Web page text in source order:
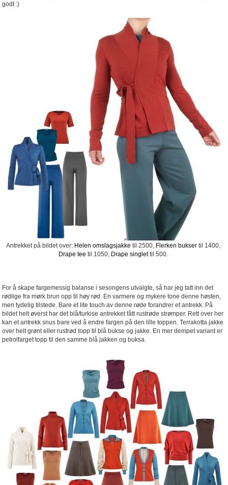
godt :)
Antrekket på bildet over: Helen omslagsjakke til 2500, Flerken bukser til 1400,
Drape tee til 1050, Drape singlettil 500.
For å skape fargemessig balanse i sesongens utvalgte, så har jeg tatt inn det
rødlige fra mørk brun opp til høy rød. En varmere og mykere tone denne høsten,
men tydelig tilstede. Bare et lite touch av denne røde forandrer et antrekk. På
bildet helt øverst har det blå/turkise antrekket fått rustrøde strømper. Rett over her
kan et antrekk snus bare ved å endre fargen på den lille toppen. Terrakotta jakke
over helt grønt eller rustrød topp til blå bukse og jakke. En mer dempet variant er
petrolfarget topp til den samme blå jakken og buksa.